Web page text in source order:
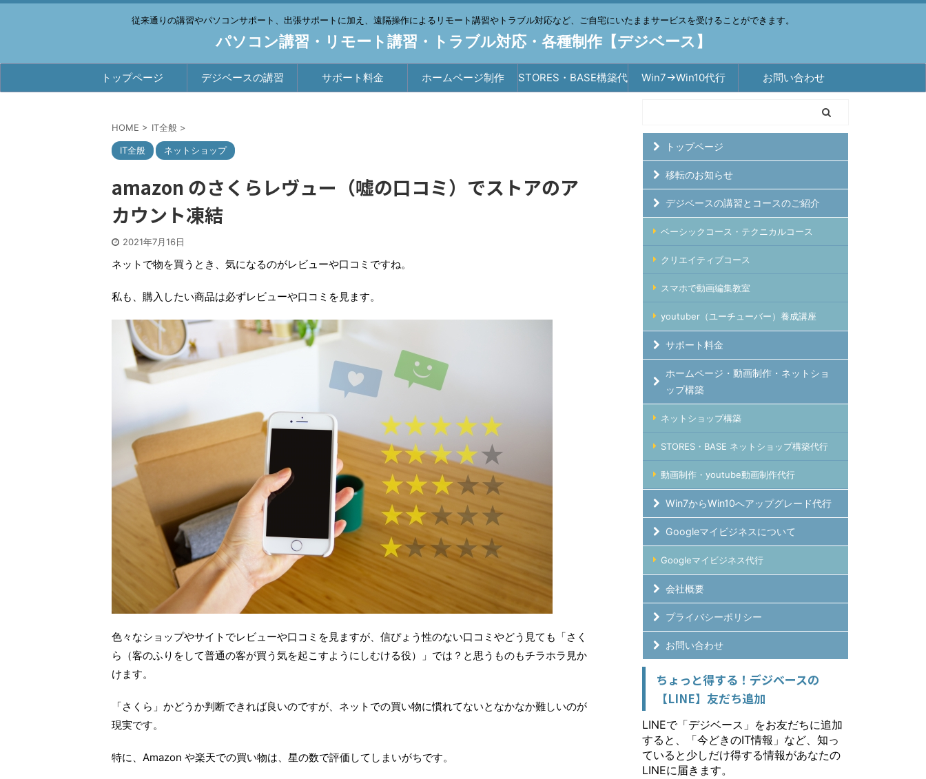
従来通りの講習やパソコンサポート、出張サポートに加え、遠隔操作によるリモート講習やトラブル対応など、ご自宅にいたままサービスを受けることができます。
パソコン講習・リモート講習・トラブル対応・各種制作【デジベース】
トップページ デジベースの講習 サポート料金 ホームページ制作 STORES・BASE構築代 Win7→Win10代行 お問い合わせ
HOME > IT全般 >
IT全般 ネットショップ
amazon のさくらレヴュー（嘘の口コミ）でストアのア
カウント凍結
2021年7月16日
ネットで物を買うとき、気になるのがレビューや口コミですね。
私も、購入したい商品は必ずレビューや口コミを見ます。
色々なショップやサイトでレビューや口コミを見ますが、信ぴょう性のない口コミやどう見ても「さく
ら（客のふりをして普通の客が買う気を起こすようにしむける役）」では？と思うものもチラホラ見か
けます。
「さくら」かどうか判断できれば良いのですが、ネットでの買い物に慣れてないとなかなか難しいのが
現実です。
特に、Amazon や楽天での買い物は、星の数で評価してしまいがちです。
トップページ
移転のお知らせ
デジベースの講習とコースのご紹介
ベーシックコース・テクニカルコース
クリエイティブコース
スマホで動画編集教室
youtuber（ユーチューバー）養成講座
サポート料金
ホームページ・動画制作・ネットショ
ップ構築
ネットショップ構築
STORES・BASE ネットショップ構築代行
動画制作・youtube動画制作代行
Win7からWin10へアップグレード代行
Googleマイビジネスについて
Googleマイビジネス代行
会社概要
プライバシーポリシー
お問い合わせ
ちょっと得する！デジベースの
【LINE】友だち追加
LINEで「デジベース」をお友だちに追加
すると、「今どきのIT情報」など、知っ
ていると少しだけ得する情報があなたの
LINEに届きます。